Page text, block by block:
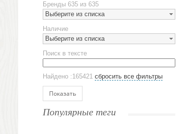
Наборы посуды
Предметы сервировки
Стаканы
Эко кружки
ЕВРОПОСУДА
Аксессуары
Ежедневники и блокноты
Датированные ежедневники
Бренды 635 из 635
Выберите из списка
Наличие
Выберите из списка
Поиск в тексте
Найдено :165421 сбросить все фильтры
Показать
Популярные теги